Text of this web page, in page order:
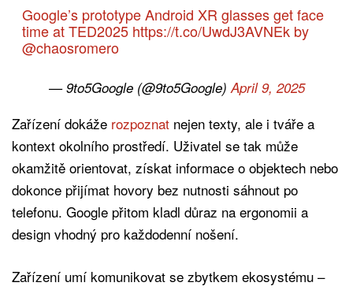
Google’s prototype Android XR glasses get face
time at TED2025 https://t.co/UwdJ3AVNEkby
@chaosromero
— 9to5Google (@9to5Google) April 9, 2025
Zařízení dokáže rozpoznat nejen texty, ale i tváře a
kontext okolního prostředí. Uživatel se tak může
okamžitě orientovat, získat informace o objektech nebo
dokonce přijímat hovory bez nutnosti sáhnout po
telefonu. Google přitom kladl důraz na ergonomii a
design vhodný pro každodenní nošení.
Zařízení umí komunikovat se zbytkem ekosystému –